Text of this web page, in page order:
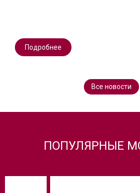
Подробнее
Все новости
ПОПУЛЯРНЫЕ